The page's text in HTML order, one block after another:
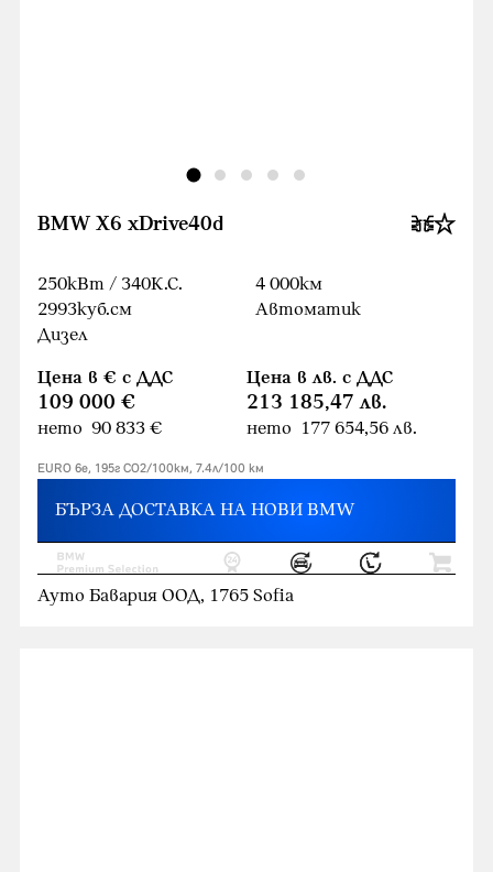
BMW X6 xDrive40d
250кВт / 340К.С.
2993куб.cм
Дизел
4 000км
Автоматик
Цена в € с ДДС
109 000 €
нето 90 833 €
Цена в лв. с ДДС
213 185,47 лв.
нето 177 654,56 лв.
EURO 6e, 195г CO2/100км, 7.4л/100 км
БЪРЗА ДОСТАВКА НА НОВИ BMW
Ауто Бавария ООД, 1765 Sofia